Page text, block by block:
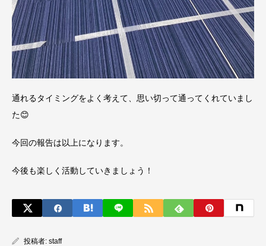
通れるタイミングをよく考えて、思い切って通ってくれていまし
た😊
今回の報告は以上になります。
今後も楽しく活動していきましょう！
投稿者: staff